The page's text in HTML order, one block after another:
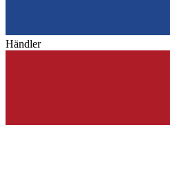
Händler